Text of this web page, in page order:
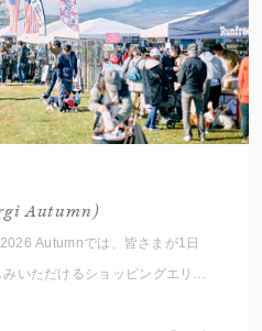
Autumn)
Autumnでは、皆さまが1日
いただけるショッピングエリア